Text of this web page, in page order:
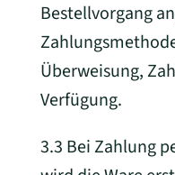
Bestellvorgang
Überweisung,
Verfügung.
3.3 Bei Zahlung